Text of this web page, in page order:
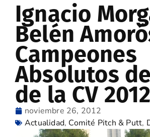
Ignacio
Belén
Campeones
Absolutos
de la CV 2012
noviembre 26, 2012
Actualidad, Comité Pitch & Putt,